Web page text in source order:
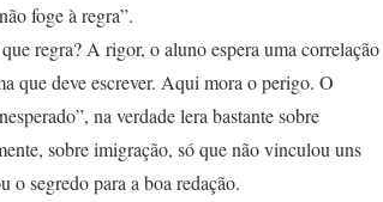
foge à regra”.
regra? A rigor, o aluno espera uma correlação
que deve escrever. Aqui mora o perigo. O
na verdade lera bastante sobre
sobre imigração, só que não vinculou uns
o segredo para a boa redação.